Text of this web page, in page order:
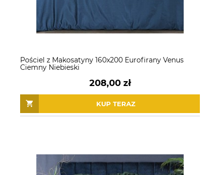
Pościel z Makosatyny 160x200 Eurofirany Venus
Ciemny Niebieski
208,00 zł
KUP TERAZ